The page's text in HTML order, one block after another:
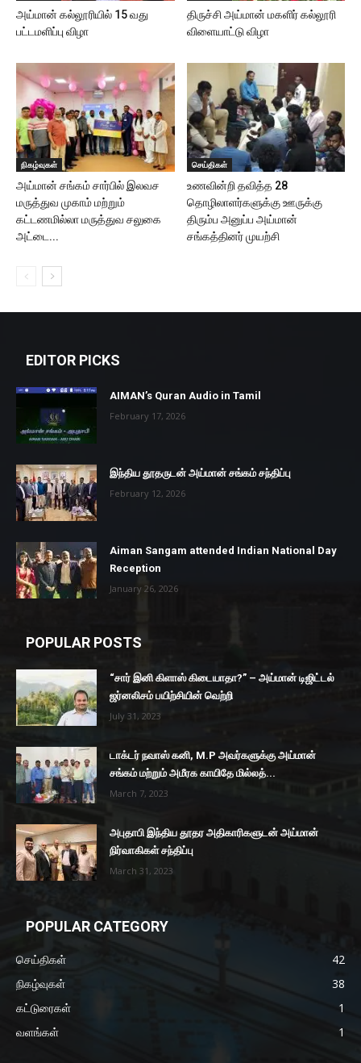
அய்மான் கல்லூரியில் 15 வது
பட்டமளிப்பு விழா
திருச்சி அய்மான் மகளிர் கல்லூரி
விளையாட்டு விழா
நிகழ்வுகள்
அய்மான் சங்கம் சார்பில் இலவச
மருத்துவ முகாம் மற்றும்
கட்டணமில்லா மருத்துவ சலுகை
அட்டை...
செய்திகள்
உணவின்றி தவித்த 28
தொழிலாளர்களுக்கு ஊருக்கு
திரும்ப அனுப்ப அய்மான்
சங்கத்தினர் முயற்சி
EDITOR PICKS
AIMAN’s Quran Audio in Tamil
February 17, 2026
இந்திய தூதருடன் அய்மான் சங்கம் சந்திப்பு
February 12, 2026
Aiman Sangam attended Indian National Day
Reception
January 26, 2026
POPULAR POSTS
“சார் இனி கிளாஸ் கிடையாதா?” – அய்மான் டிஜிட்டல்
ஜர்னலிசம் பயிற்சியின் வெற்றி
July 31, 2023
டாக்டர் நவாஸ் கனி, M.P அவர்களுக்கு அய்மான்
சங்கம் மற்றும் அமீரக காயிதே மில்லத்...
March 7, 2023
அபுதாபி இந்திய தூதர அதிகாரிகளுடன் அய்மான்
நிர்வாகிகள் சந்திப்பு
March 31, 2023
POPULAR CATEGORY
செய்திகள்
42
நிகழ்வுகள்
38
கட்டுரைகள்
1
வளங்கள்
1